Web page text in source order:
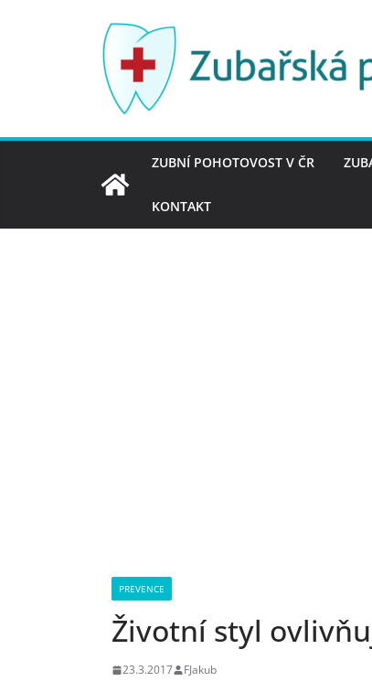
ZUBNÍ POHOTOVOST V ČR
KONTAKT
PREVENCE
Životní styl
23.3.2017 FJakub